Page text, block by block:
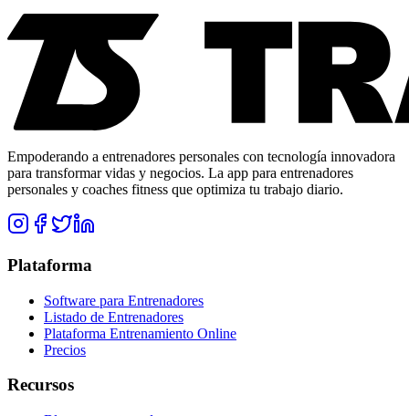
Empoderando a entrenadores personales con tecnología innovadora
para transformar vidas y negocios. La app para entrenadores
personales y coaches fitness que optimiza tu trabajo diario.
Plataforma
Software para Entrenadores
Listado de Entrenadores
Plataforma Entrenamiento Online
Precios
Recursos